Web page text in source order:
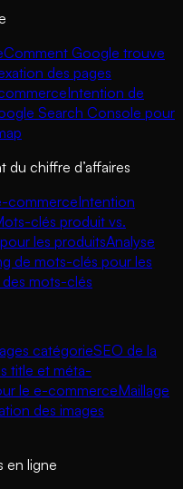
Comment Google trouve
des pages
Intention de
Search Console pour
du chiffre d’affaires
commerceIntention
clés produit vs.
les produitsAnalyse
de mots-clés pour les
mots-clés
catégorieSEO de la
title et méta-
le e-commerceMaillage
des images
en ligne